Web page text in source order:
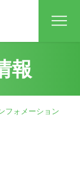
報
フォメーション